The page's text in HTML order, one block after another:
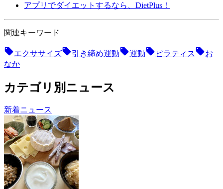
アプリでダイエットするなら、DietPlus！
関連キーワード
エクササイズ 引き締め運動 運動 ピラティス
お
なか
カテゴリ別ニュース
新着ニュース